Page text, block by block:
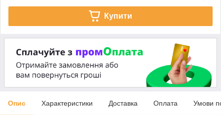
Купити
Опис Характеристики Доставка Оплата Умови